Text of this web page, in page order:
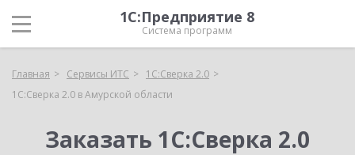
1С:Предприятие 8
Система программ
Главная Сервисы ИТС
1С:Сверка 2.0
1С:Сверка 2.0 в Амурской области
Заказать 1С:Сверка 2.0